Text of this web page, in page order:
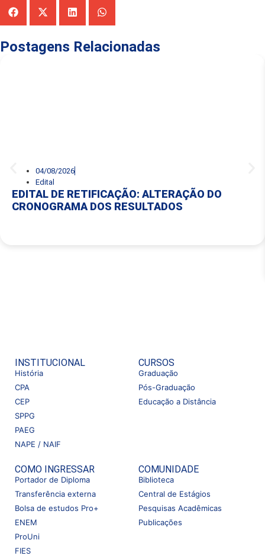
Postagens Relacionadas
04/08/2026
Edital
EDITAL DE RETIFICAÇÃO: ALTERAÇÃO DO
CRONOGRAMA DOS RESULTADOS
INSTITUCIONAL
História
CPA
CEP
SPPG
PAEG
NAPE / NAIF
CURSOS
Graduação
Pós-Graduação
Educação a Distância
COMO INGRESSAR
Portador de Diploma
Transferência externa
Bolsa de estudos Pro+
ENEM
ProUni
FIES
COMUNIDADE
Biblioteca
Central de Estágios
Pesquisas Acadêmicas
Publicações